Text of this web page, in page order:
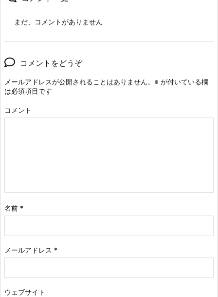
まだ、コメントがありません
コメントをどうぞ
メールアドレスが公開されることはありません。 ※ が付いている欄
は必須項目です
コメント
名前 *
メールアドレス *
ウェブサイト